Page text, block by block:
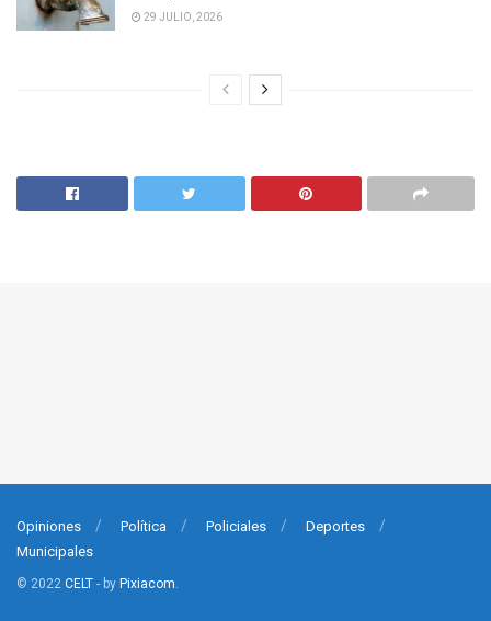
29 JULIO, 2026
Opiniones Política Policiales
Deportes
Municipales
© 2022 CELT - by Pixiacom